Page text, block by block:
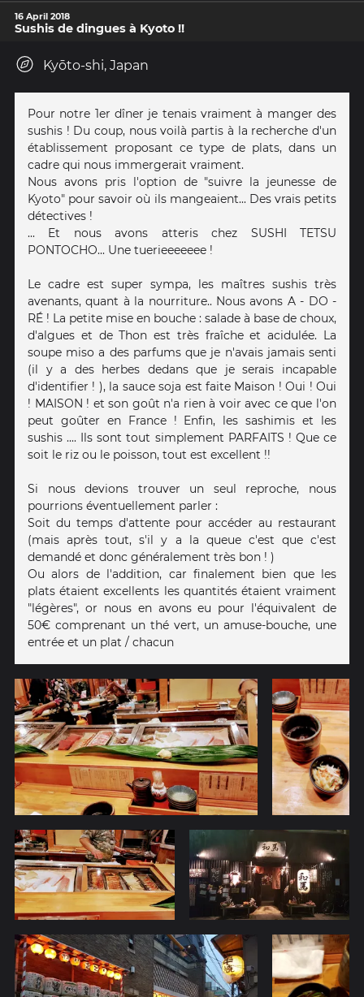
16 April 2018
Sushis de dingues à Kyoto !!
Kyōto-shi, Japan
Pour notre 1er dîner je tenais vraiment à manger des
sushis ! Du coup, nous voilà partis à la recherche d'un
établissement proposant ce type de plats, dans un
cadre qui nous immergerait vraiment.
Nous avons pris l'option de "suivre la jeunesse de
Kyoto" pour savoir où ils mangeaient... Des vrais petits
détectives !
... Et nous avons atteris chez SUSHI TETSU
PONTOCHO... Une tuerieeeeeee !
Le cadre est super sympa, les maîtres sushis très
avenants, quant à la nourriture.. Nous avons A - DO -
RÉ ! La petite mise en bouche : salade à base de choux,
d'algues et de Thon est très fraîche et acidulée. La
soupe miso a des parfums que je n'avais jamais senti
(il y a des herbes dedans que je serais incapable
d'identifier ! ), la sauce soja est faite Maison ! Oui ! Oui
! MAISON ! et son goût n'a rien à voir avec ce que l'on
peut goûter en France ! Enfin, les sashimis et les
sushis .... Ils sont tout simplement PARFAITS ! Que ce
soit le riz ou le poisson, tout est excellent !!
Si nous devions trouver un seul reproche, nous
pourrions éventuellement parler :
Soit du temps d'attente pour accéder au restaurant
(mais après tout, s'il y a la queue c'est que c'est
demandé et donc généralement très bon ! )
Ou alors de l'addition, car finalement bien que les
plats étaient excellents les quantités étaient vraiment
"légères", or nous en avons eu pour l'équivalent de
50€ comprenant un thé vert, un amuse-bouche, une
entrée et un plat / chacun